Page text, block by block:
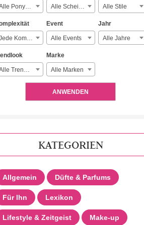
Alle Ponyarten Alle Scheitelarten Alle Stile
Jede Komplexität
Event
Alle Events
Jahr
Alle Jahre
Alle Trendlooks
Marke
Alle Marken
ANWENDEN
KATEGORIEN
Allgemein Düfte & Parfums
Für Ihn Lexikon
Lifestyle & Zeitgeist Make-up